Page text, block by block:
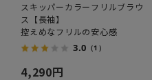
スキッパーカラーフリルブラウ
ス【長袖】
控えめなフリルの安心感
3.0 （1）
4,290円